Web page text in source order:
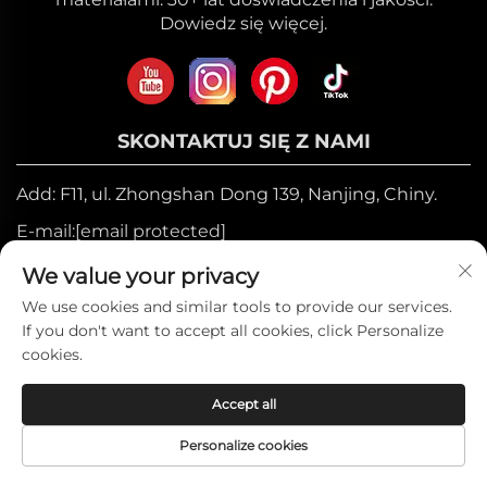
Dowiedz się więcej.
SKONTAKTUJ SIĘ Z NAMI
Add: F11, ul. Zhongshan Dong 139, Nanjing, Chiny.
E-mail:[email protected]
Telefon komórkowy:+86-17327710449
Tel.: +86-025-84573776
Prawa autorskie © 2025 by Heniemo Home
Collection Co., Ltd. — Polityka prywatności
We value your privacy
We use cookies and similar tools to provide our services.
If you don't want to accept all cookies, click Personalize
cookies.
Personalize cookies
Accept all